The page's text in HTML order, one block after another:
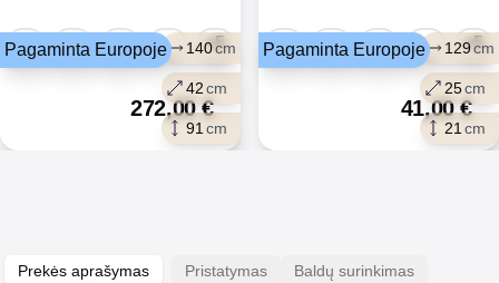
140cm
42cm
91 cm
Pagaminta Europoje +5
272,00€
129cm
25cm
21 cm
Pagaminta Europoje +5
41,00€
Prekės aprašymas Pristatymas Baldų surinkimas